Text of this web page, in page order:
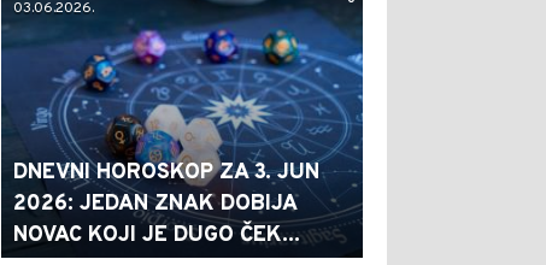
03.06.2026.
DNEVNI HOROSKOP ZA 3. JUN
2026: JEDAN ZNAK DOBIJA
NOVAC KOJI JE DUGO ČEK...